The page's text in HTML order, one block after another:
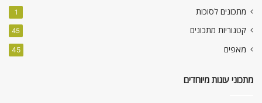
מתכונים לסוכות 1
קטגוריות מתכונים 45
מאפים 45
מתכוני עוגות מיוחדים